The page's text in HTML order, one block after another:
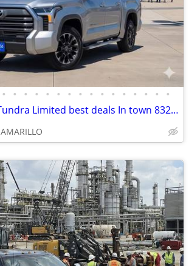
• • • • • • • • • • • • • • • •
🛻2023 Toyota Tundra Limited best deals In town 832-249-1818
AMARILLO